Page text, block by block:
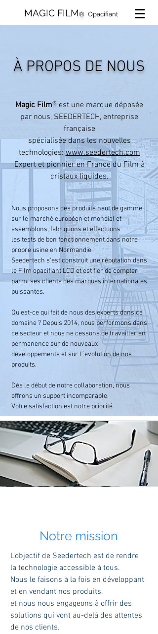
MAGIC FILM® Opacifiant
À PROPOS DE NOUS
Magic Film® est une marque déposée
par nous, SEEDERTECH, entreprise
française
spécialisée dans les nouvelles
technologies:www.seedertech.com
Expert et pionnier en France du Film à
cristaux liquides.
Nous proposons des produits haut de gamme
sur le marché européen et mondial et
assemblons, fabriquons et effectuons
les tests de bon fonctionnement dans notre
propre usine en Normandie.
Seedertech s'est construit une réputation dans
le Film opacifiant LCD et est fier de compter
parmi ses clients des marques internationales
puissantes.
Qu'est-ce qui fait de nous des experts dans ce
domaine ? Depuis 2014, nous performonsdans
ce secteur et nous ne cessons de travailler en
permanence sur de nouveaux
développements et sur l´evolution de nos
produits.
Dès le début de notre collaboration, nous
offrons un support incomparable.
Votre satisfaction est notre priorité.
Notre mission
L'objectif de Seedertech est de rendre
la technologie accessible à tous.
Nous le faisons à la fois en développant
et en vendant nos produits,
et nous nous engageons à offrir des
solutions qui vont au-delà des attentes
de nos clients.